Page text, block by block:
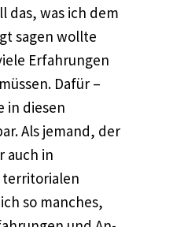
das, was ich dem
sagen wollte
Erfahrungen
Dafür –
in diesen
Als jemand, der
auch in
territorialen
so manches,